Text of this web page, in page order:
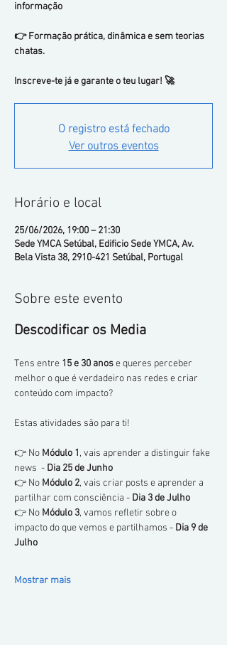
informação
👉 Formação prática, dinâmica e sem teorias
chatas.
Inscreve-te já e garante o teu lugar! 🚀
O registro está fechado
Ver outros eventos
Horário e local
25/06/2026, 19:00 – 21:30
Sede YMCA Setúbal, Edificio Sede YMCA, Av.
Bela Vista 38, 2910-421 Setúbal, Portugal
Sobre este evento
Descodificar os Media
Tens entre 15 e 30 anos e queres perceber
melhor o que é verdadeiro nas redes e criar
conteúdo com impacto?
Estas atividades são para ti!
👉 No Módulo 1, vais aprender a distinguir fake
news  - Dia 25 de Junho
👉 No Módulo 2, vais criar posts e aprender a
partilhar com consciência - Dia 3 de Julho
👉 No Módulo 3, vamos refletir sobre o
impacto do que vemos e partilhamos - Dia 9 de
Julho
Mostrar mais